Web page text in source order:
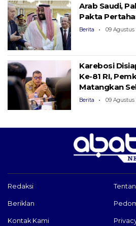
Arab Saudi,
Pakta
Berita 09 Agustus
Karebosi
Ke-81 RI,
Matangkan
Berita 09 Agustus
Redaksi
Beriklan
Kontak Kami